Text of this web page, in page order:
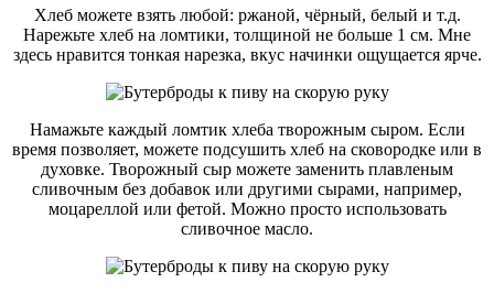
Хлеб можете взять любой: ржаной, чёрный, белый и т.д.
Нарежьте хлеб на ломтики, толщиной не больше 1 см. Мне
здесь нравится тонкая нарезка, вкус начинки ощущается ярче.
Намажьте каждый ломтик хлеба творожным сыром. Если
время позволяет, можете подсушить хлеб на сковородке или в
духовке. Творожный сыр можете заменить плавленым
сливочным без добавок или другими сырами, например,
моцареллой или фетой. Можно просто использовать
сливочное масло.